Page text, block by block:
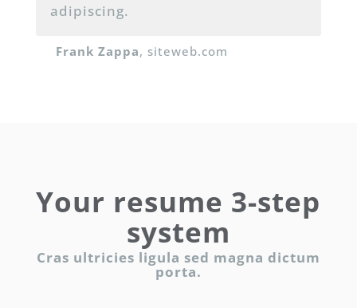
adipiscing.
Frank Zappa, siteweb.com
Your resume 3-step
system
Cras ultricies ligula sed magna dictum
porta.